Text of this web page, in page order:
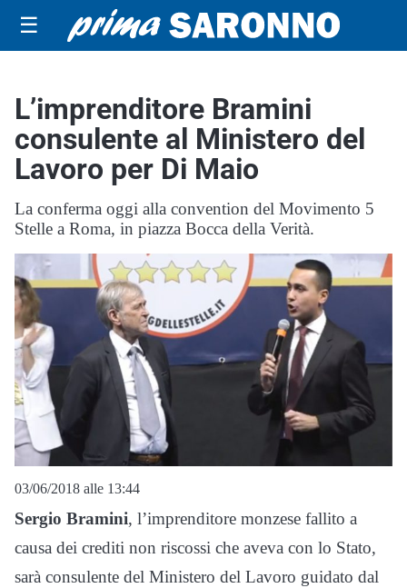
☰
L’imprenditore Bramini
consulente al Ministero del
Lavoro per Di Maio
La conferma oggi alla convention del Movimento 5
Stelle a Roma, in piazza Bocca della Verità.
03/06/2018 alle 13:44
Sergio Bramini, l’imprenditore monzese fallito a
causa dei crediti non riscossi che aveva con lo Stato,
sarà consulente del Ministero del Lavoro guidato dal